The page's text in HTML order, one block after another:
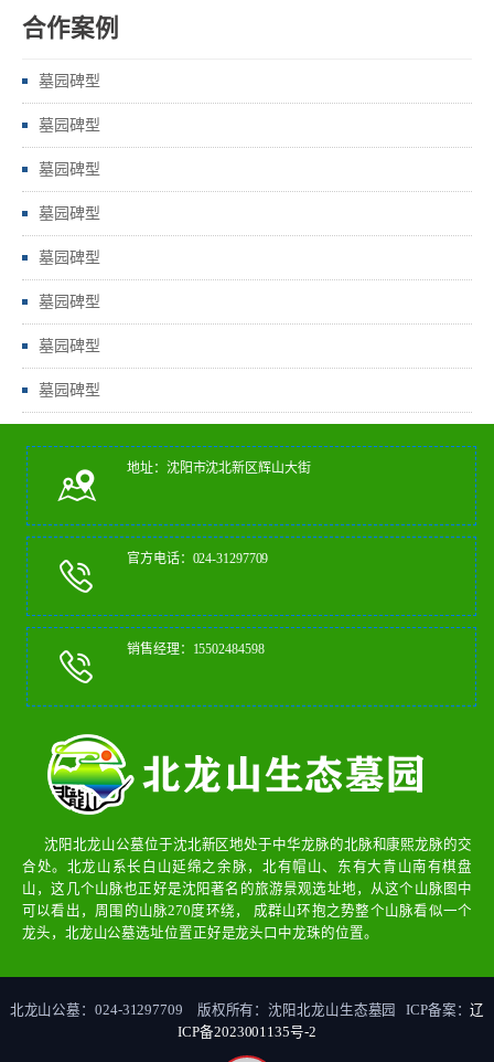
合作案例
墓园碑型
墓园碑型
墓园碑型
墓园碑型
墓园碑型
墓园碑型
墓园碑型
墓园碑型
地址：沈阳市沈北新区辉山大街
官方电话：024-31297709
销售经理：15502484598
沈阳北龙山公墓位于沈北新区地处于中华龙脉的北脉和康熙龙脉的交
合处。北龙山系长白山延绵之余脉，北有帽山、东有大青山南有棋盘
山，这几个山脉也正好是沈阳著名的旅游景观选址地，从这个山脉图中
可以看出，周围的山脉270度环绕， 成群山环抱之势整个山脉看似一个
龙头，北龙山公墓选址位置正好是龙头口中龙珠的位置。
北龙山公墓：024-31297709 版权所有：沈阳北龙山生态墓园 ICP备案：辽
ICP备2023001135号-2